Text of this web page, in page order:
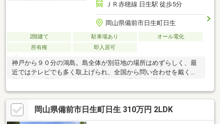
ＪＲ赤穂線 日生駅 徒歩5分
岡山県備前市日生町日生
2階建て 駐車場あり
オール電化
所有権
即入居可
神戸から９０分の鴻島。島全体が別荘地の場所はめずらしく、最
近ではテレビでも多く取上げられ、全国から問い合わせを戴く別
カントリーな雰囲気が感じられる立地です。またログハウスの程
度も良好！基礎は鉄筋コンクリート造で基礎下は収納スペースと
して有効利用されています。玄関を開けると吹き抜けと大きな窓
で、とても広々した印象。室内は写真の家具類もそのまま付いて
岡山県備前市日生町日生 310万円 2LDK